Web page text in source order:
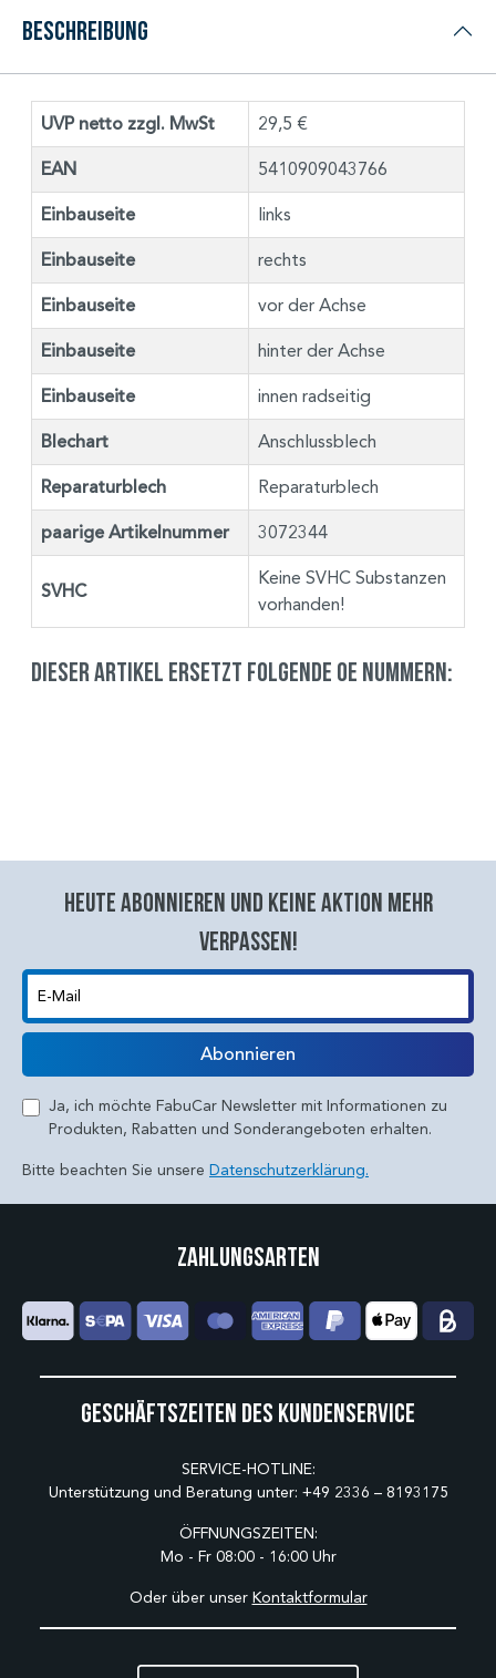
Beschreibung
UVP netto zzgl. MwSt 29,5 €
EAN 5410909043766
Einbauseite links
Einbauseite rechts
Einbauseite vor der Achse
Einbauseite hinter der Achse
Einbauseite innen radseitig
Blechart Anschlussblech
Reparaturblech Reparaturblech
paarige Artikelnummer 3072344
SVHC
Keine SVHC Substanzen
vorhanden!
Dieser Artikel ersetzt folgende OE Nummern:
Heute abonnieren und keine aktion mehr
verpassen!
E-Mail
Abonnieren
Ja, ich möchte FabuCar Newsletter mit Informationen zu
Produkten, Rabatten und Sonderangeboten erhalten.
Bitte beachten Sie unsere Datenschutzerklärung.
Geschäftszeiten des Kundenservice
SERVICE-HOTLINE:
Unterstützung und Beratung unter: +49 2336 – 8193175
ÖFFNUNGSZEITEN:
Mo - Fr 08:00 - 16:00 Uhr
Oder über unser Kontaktformular
Zahlungsarten